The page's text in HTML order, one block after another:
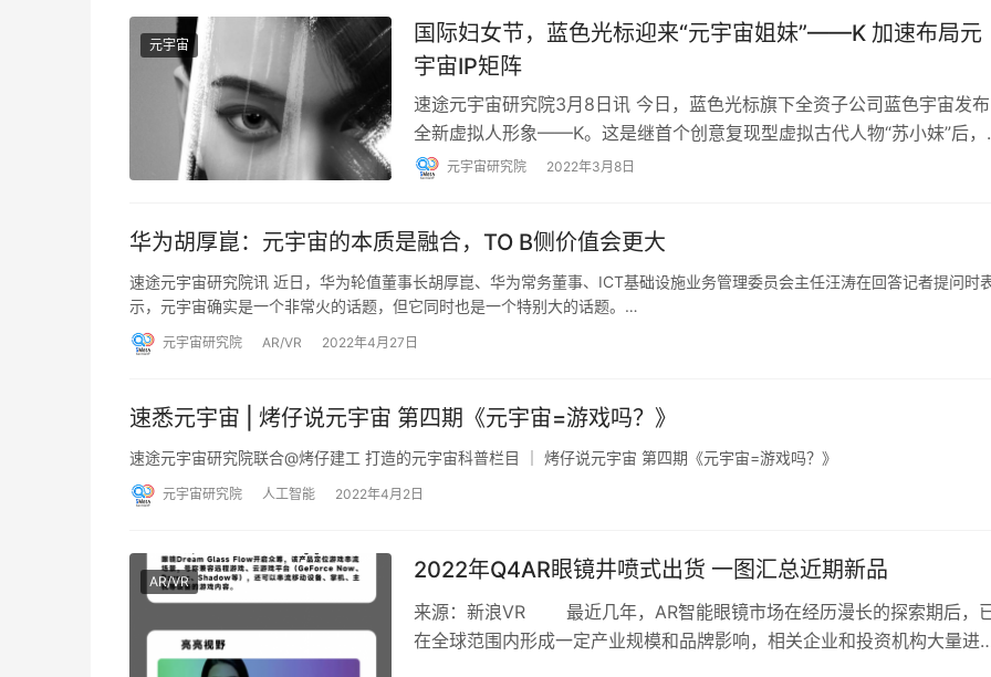
元宇宙
国际妇女节，蓝色光标迎来“元宇宙姐妹”——K 加速布局元
宇宙IP矩阵
速途元宇宙研究院3月8日讯 今日，蓝色光标旗下全资子公司蓝色宇宙发布
全新虚拟人形象——K。这是继首个创意复现型虚拟古代人物“苏小妹”后，
蓝色光标发布的第二个超写实虚拟人。 &nbs…
元宇宙研究院 2022年3月8日
华为胡厚崑：元宇宙的本质是融合，TO B侧价值会更大
速途元宇宙研究院讯 近日，华为轮值董事长胡厚崑、华为常务董事、ICT基础设施业务管理委员会主任汪涛在回答记者提问时
示，元宇宙确实是一个非常火的话题，但它同时也是一个特别大的话题。…
元宇宙研究院 AR/VR 2022年4月27日
速悉元宇宙 | 烤仔说元宇宙 第四期《元宇宙=游戏吗？》
速途元宇宙研究院联合@烤仔建工 打造的元宇宙科普栏目 ｜ 烤仔说元宇宙 第四期《元宇宙=游戏吗？》
元宇宙研究院 人工智能 2022年4月2日
AR/VR 2022年Q4AR眼镜井喷式出货 一图汇总近期新品
来源：新浪VR 最近几年，AR智能眼镜市场在经历漫长的探索期后，
在全球范围内形成一定产业规模和品牌影响，相关企业和投资机构大量进